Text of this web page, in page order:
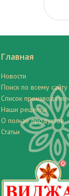
Главная
Новости
Поиск по всему сайту
Список
Наши рецепты
О пользе продуктов
Статьи